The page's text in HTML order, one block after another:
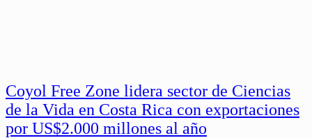
Coyol Free Zone lidera sector de Ciencias
de la Vida en Costa Rica con exportaciones
por US$2.000 millones al año